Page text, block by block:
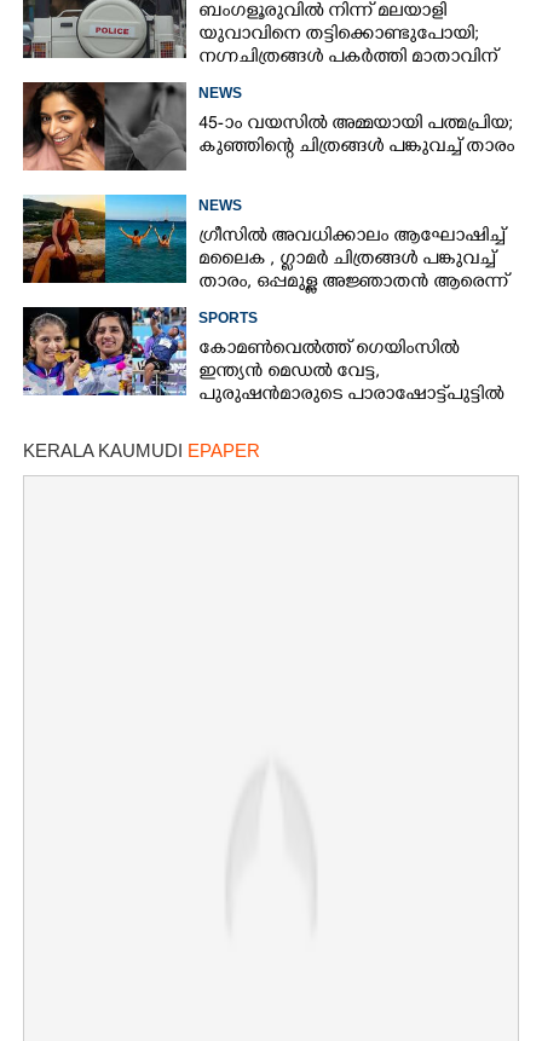
ബംഗളൂരുവിൽ നിന്ന് മലയാളി
യുവാവിനെ തട്ടിക്കൊണ്ടുപോയി;
നഗ്നചിത്രങ്ങൾ പകർത്തി മാതാവിന്
അയച്ചു
NEWS
45-ാം വയസിൽ അമ്മയായി പത്മപ്രിയ;
കുഞ്ഞിന്റെ ചിത്രങ്ങൾ പങ്കുവച്ച് താരം
NEWS
ഗ്രീസിൽ അവധിക്കാലം ആഘോഷിച്ച്
മലൈക ,​ ഗ്ലാമർ ചിത്രങ്ങൾ പങ്കുവച്ച്
താരം,​ ഒപ്പമുള്ള അജ്ഞാതൻ ആരെന്ന്
ആരാധകർ
SPORTS
കോമൺവെൽത്ത് ഗെയിംസിൽ
ഇന്ത്യൻ മെഡൽ വേട്ട,​
പുരുഷൻമാരുടെ പാരാഷോട്ട്പുട്ടിൽ
ഇരട്ടസ്വർണവും വെള്ളിയും
KERALA KAUMUDI EPAPER